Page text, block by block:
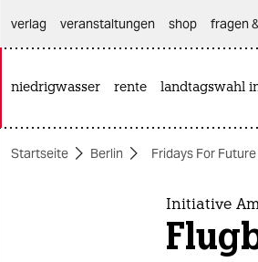
themen
verlag
veranstaltungen shop fragen
niedrigwasser rente landtagswahl
Startseite Berlin Fridays For Future
Initiative